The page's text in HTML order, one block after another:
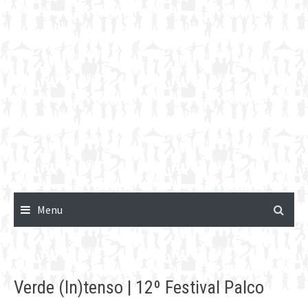
Menu
Verde (In)tenso | 12º Festival Palco